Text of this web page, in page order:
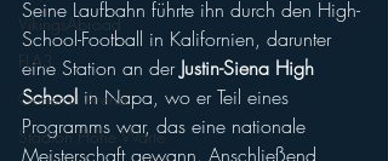
VikingsAbroad
FLA3
Generali Arena
Stadion Hohe Warte
Seine Laufbahn führte ihn durch den High-
School-Football in Kalifornien, darunter
eine Station an der Justin-Siena High
School in Napa, wo er Teil eines
Programms war, das eine nationale
Meisterschaft gewann. Anschließend